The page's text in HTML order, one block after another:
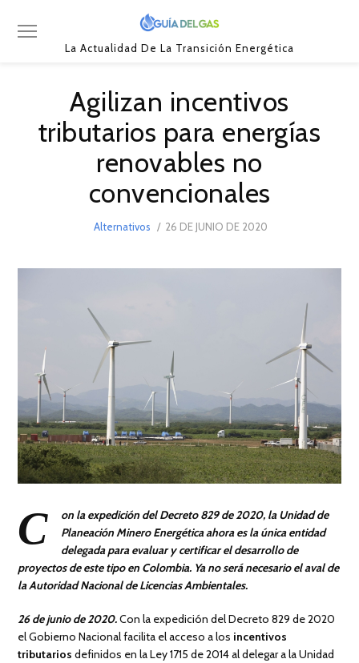
La Actualidad De La Transición Energética
Agilizan incentivos
tributarios para energías
renovables no
convencionales
Alternativos
POSTED
26 DE JUNIO DE 2020
C
on la expedición del Decreto 829 de 2020, la Unidad de
Planeación Minero Energética ahora es la única entidad
delegada para evaluar y certificar el desarrollo de
proyectos de este tipo en Colombia. Ya no será necesario el aval de
la Autoridad Nacional de Licencias Ambientales.
26 de junio de 2020.Con la expedición del Decreto 829 de 2020
el Gobierno Nacional facilita el acceso a los incentivos
tributarios definidos en la Ley 1715 de 2014 al delegar a la Unidad